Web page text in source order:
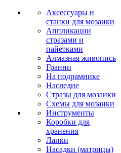
Аксессуары и
станки для мозаики
Аппликации
стразами и
пайетками
Алмазная живопись
Гранни
На подрамнике
Наследие
Стразы для мозаики
Схемы для мозаики
Инструменты
Коробки для
хранения
Лапки
Насадки (матрицы)